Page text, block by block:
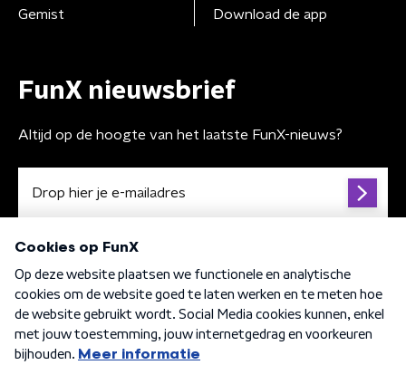
Gemist
Download de app
FunX nieuwsbrief
Altijd op de hoogte van het laatste FunX-nieuws?
Algemene voorwaarden Privacybeleid